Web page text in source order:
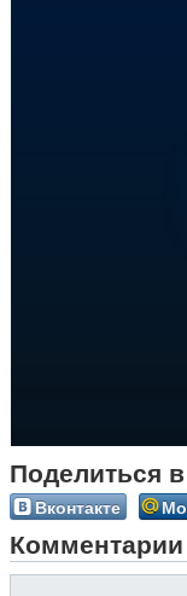
Поделиться
Вконтакте
Комментарии